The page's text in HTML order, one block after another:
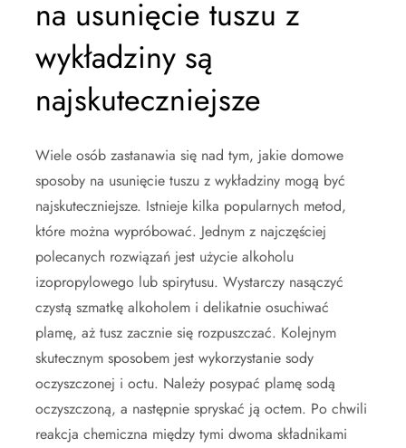
na usunięcie tuszu z
wykładziny są
najskuteczniejsze
Wiele osób zastanawia się nad tym, jakie domowe
sposoby na usunięcie tuszu z wykładziny mogą być
najskuteczniejsze. Istnieje kilka popularnych metod,
które można wypróbować. Jednym z najczęściej
polecanych rozwiązań jest użycie alkoholu
izopropylowego lub spirytusu. Wystarczy nasączyć
czystą szmatkę alkoholem i delikatnie osuchiwać
plamę, aż tusz zacznie się rozpuszczać. Kolejnym
skutecznym sposobem jest wykorzystanie sody
oczyszczonej i octu. Należy posypać plamę sodą
oczyszczoną, a następnie spryskać ją octem. Po chwili
reakcja chemiczna między tymi dwoma składnikami